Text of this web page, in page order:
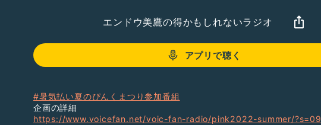
エンドウ美鷹の得かもしれないラジオ
アプリで聴く
#暑気払い夏のぴんくまつり参加番組
企画の詳細
https://www.voicefan.net/voic-fan-radio/pink2022-summer/?s=09